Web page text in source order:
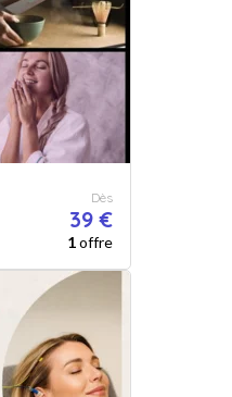
Dès
39 €
1offre